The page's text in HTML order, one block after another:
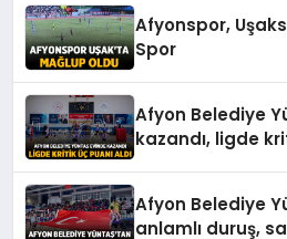
Afyonspor,
Spor
Afyon Belediye
kazandı, ligde
Afyon Belediye
anlamlı duruş,